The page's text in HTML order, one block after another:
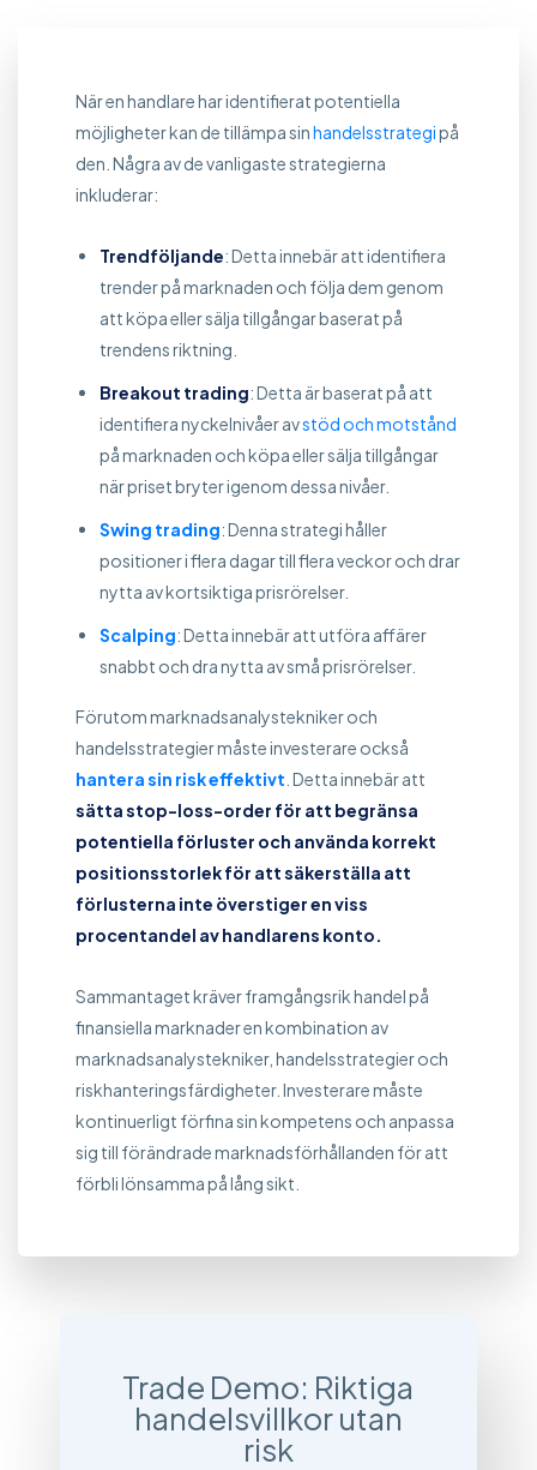
När en handlare har identifierat potentiella
möjligheter kan de tillämpa sinhandelsstrategipå
den. Några av de vanligaste strategierna
inkluderar:
Trendföljande: Detta innebär att identifiera
trender på marknaden och följa dem genom
att köpa eller sälja tillgångar baserat på
trendens riktning.
Breakout trading: Detta är baserat på att
identifiera nyckelnivåer avstöd och motstånd
på marknaden och köpa eller sälja tillgångar
när priset bryter igenom dessa nivåer.
Swing trading: Denna strategi håller
positioner i flera dagar till flera veckor och drar
nytta av kortsiktiga prisrörelser.
Scalping: Detta innebär att utföra affärer
snabbt och dra nytta av små prisrörelser.
Förutom marknadsanalystekniker och
handelsstrategier måste investerare också
hantera sin risk effektivt . Detta innebär att
sätta stop-loss-order för att begränsa
potentiella förluster och använda korrekt
positionsstorlek för att säkerställa att
förlusterna inte överstiger en viss
procentandel av handlarens konto.
Sammantaget kräver framgångsrik handel på
finansiella marknader en kombination av
marknadsanalystekniker, handelsstrategier och
riskhanteringsfärdigheter. Investerare måste
kontinuerligt förfina sin kompetens och anpassa
sig till förändrade marknadsförhållanden för att
förbli lönsamma på lång sikt.
Trade Demo: Riktiga
handelsvillkor utan
risk